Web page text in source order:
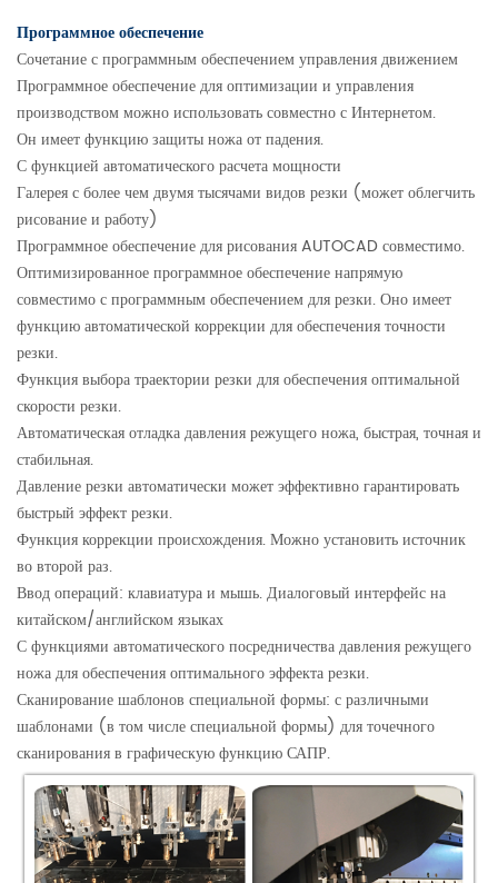
Программное обеспечение
Сочетание с программным обеспечением управления движением
Программное обеспечение для оптимизации и управления
производством можно использовать совместно с Интернетом.
Он имеет функцию защиты ножа от падения.
С функцией автоматического расчета мощности
Галерея с более чем двумя тысячами видов резки (может облегчить
рисование и работу)
Программное обеспечение для рисования AUTOCAD совместимо.
Оптимизированное программное обеспечение напрямую
совместимо с программным обеспечением для резки. Оно имеет
функцию автоматической коррекции для обеспечения точности
резки.
Функция выбора траектории резки для обеспечения оптимальной
скорости резки.
Автоматическая отладка давления режущего ножа, быстрая, точная и
стабильная.
Давление резки автоматически может эффективно гарантировать
быстрый эффект резки.
Функция коррекции происхождения. Можно установить источник
во второй раз.
Ввод операций: клавиатура и мышь. Диалоговый интерфейс на
китайском/английском языках
С функциями автоматического посредничества давления режущего
ножа для обеспечения оптимального эффекта резки.
Сканирование шаблонов специальной формы: с различными
шаблонами (в том числе специальной формы) для точечного
сканирования в графическую функцию САПР.